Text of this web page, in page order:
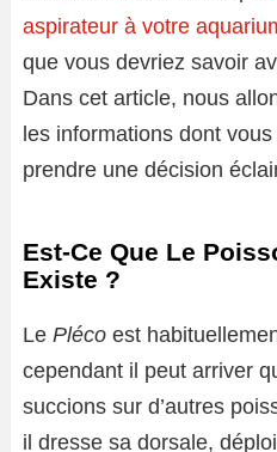
aspirateur à votre
que vous devriez savoir
Dans cet article, nous
les informations dont
prendre une décision
Est-Ce Que Le
Existe ?
Le Pléco est
cependant il peut arriver
succions sur d’autres
il dresse sa dorsale,